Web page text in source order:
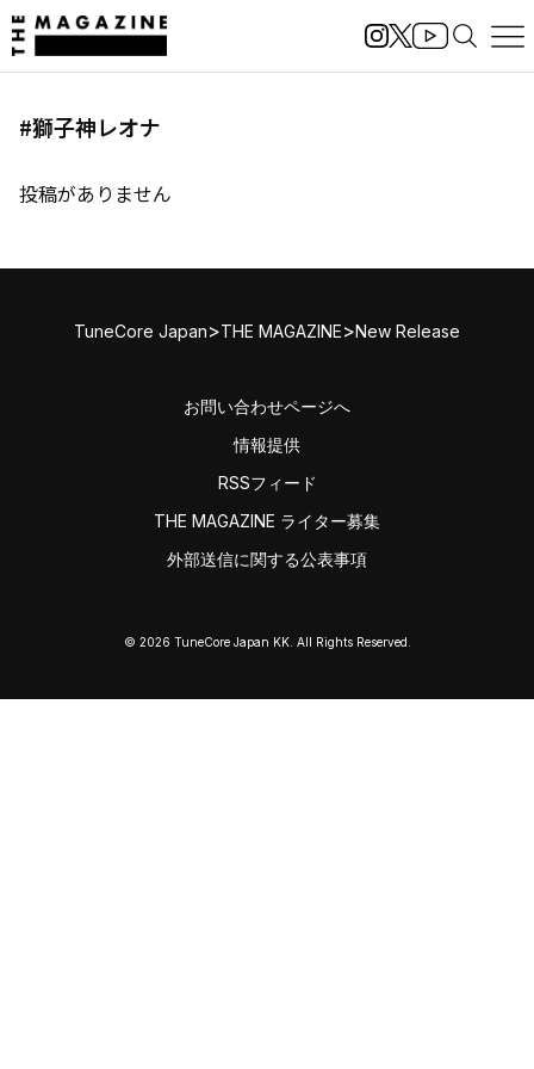
#獅子神レオナ
投稿がありません
TuneCore Japan>THE MAGAZINE>New Release
お問い合わせページへ
情報提供
RSSフィード
THE MAGAZINE ライター募集
外部送信に関する公表事項
© 2026 TuneCore Japan KK. All Rights Reserved.